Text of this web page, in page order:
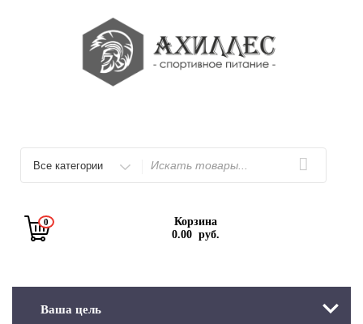
0
Корзина
0.00 руб.
Ваша цель